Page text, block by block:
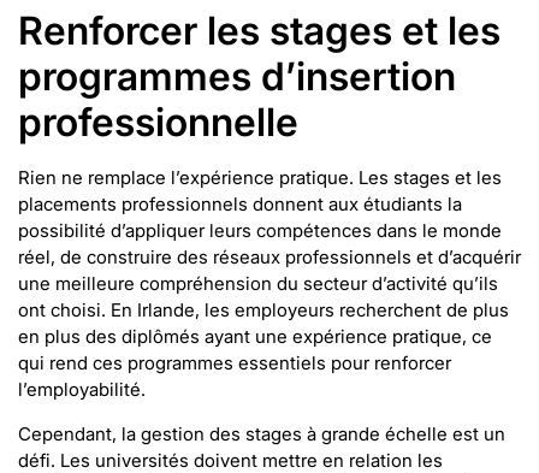
Renforcer les stages et les
programmes d’insertion
professionnelle
Rien ne remplace l’expérience pratique. Les stages et les
placements professionnels donnent aux étudiants la
possibilité d’appliquer leurs compétences dans le monde
réel, de construire des réseaux professionnels et d’acquérir
une meilleure compréhension du secteur d’activité qu’ils
ont choisi. En Irlande, les employeurs recherchent de plus
en plus des diplômés ayant une expérience pratique, ce
qui rend ces programmes essentiels pour renforcer
l’employabilité.
Cependant, la gestion des stages à grande échelle est un
défi. Les universités doivent mettre en relation les